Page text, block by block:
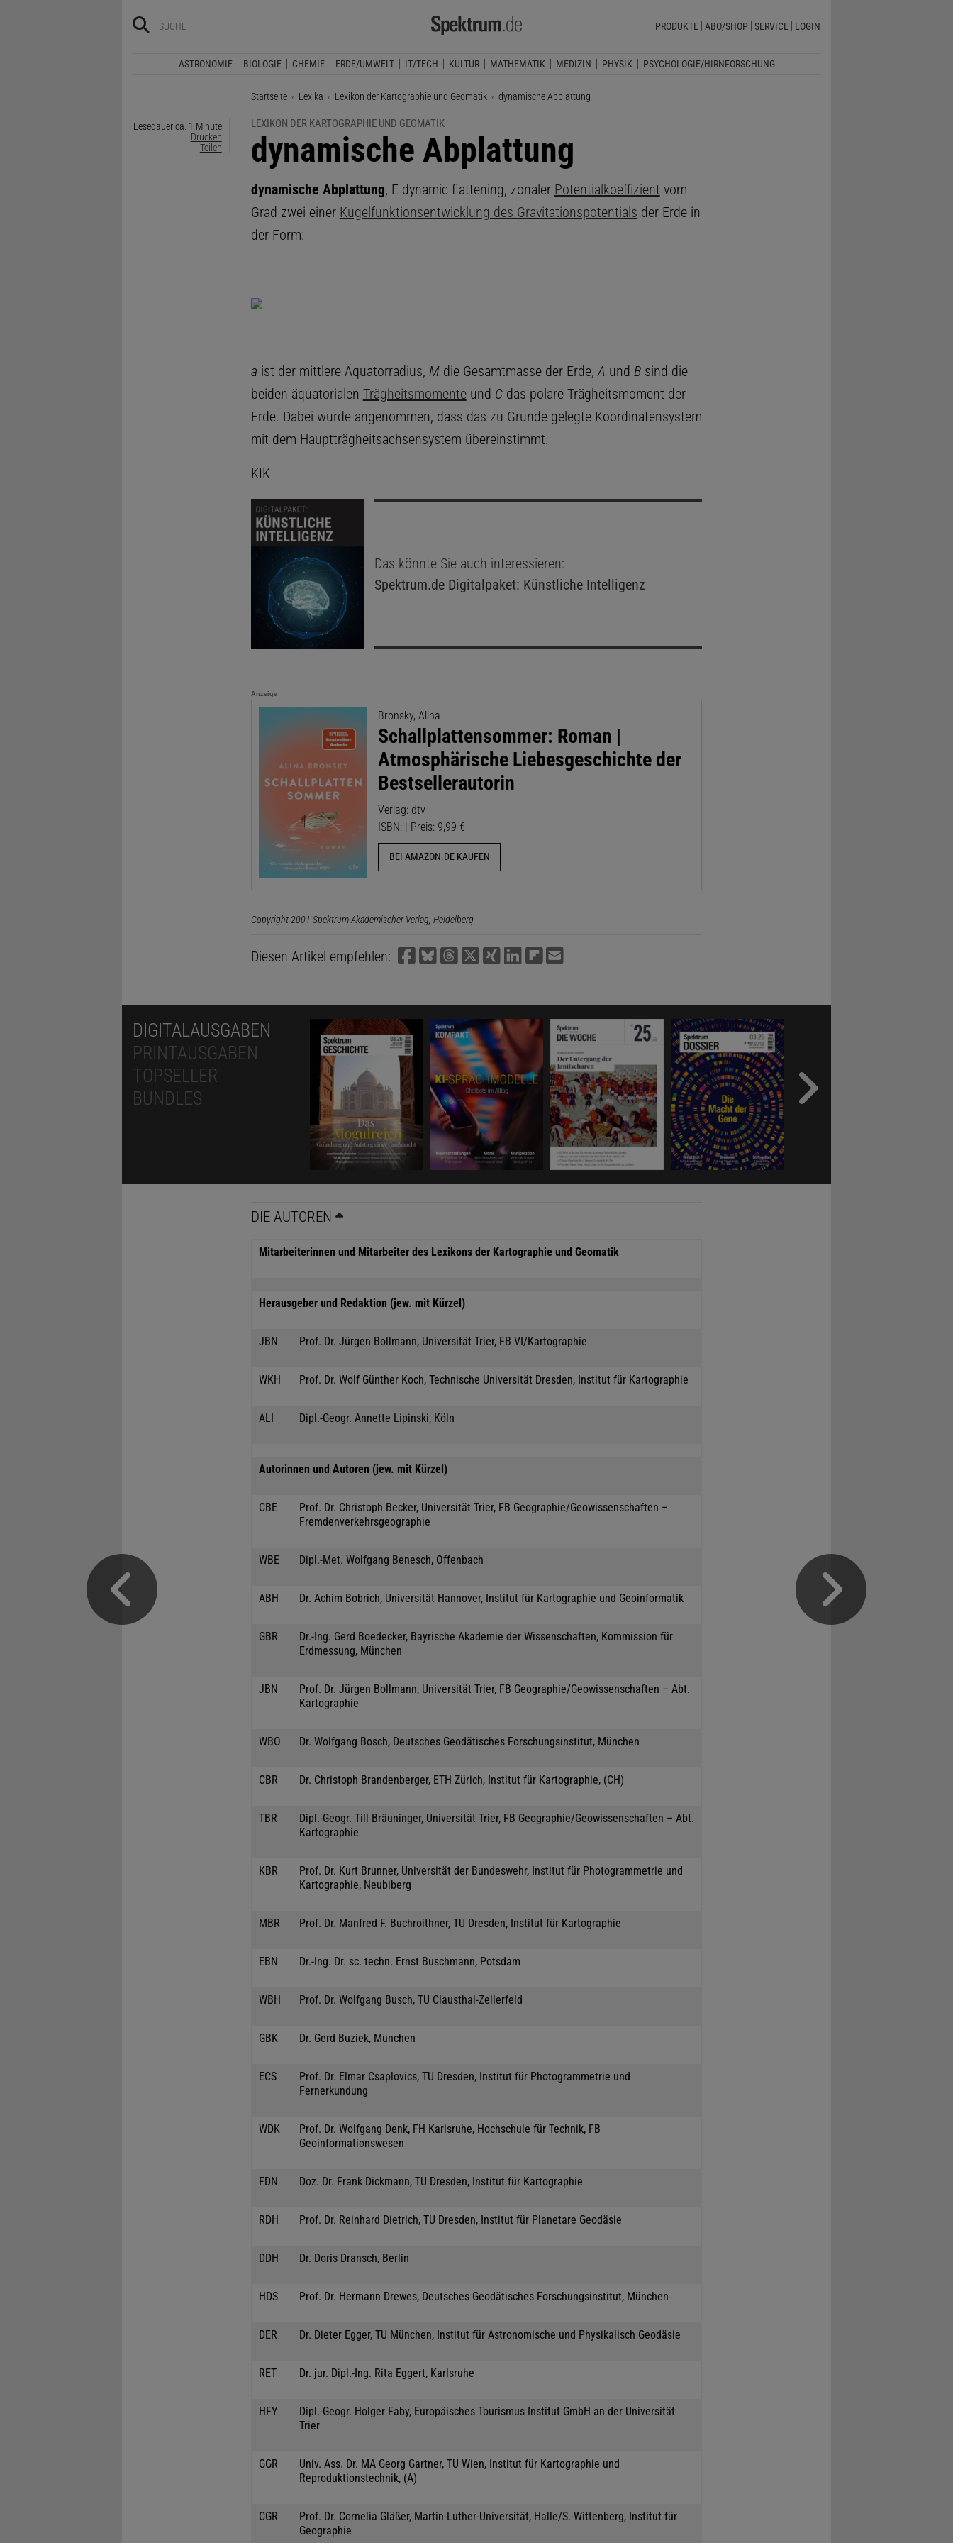
PRODUKTE ABO/SHOP SERVICE LOGIN
ASTRONOMIE BIOLOGIE CHEMIE ERDE/UMWELT IT/TECH KULTUR MATHEMATIK MEDIZIN PHYSIK PSYCHOLOGIE/HIRNFORSCHUNG
Startseite Lexika Lexikon der Kartographie und Geomatik Aktuelle Seite:
dynamische Abplattung
Lesedauer ca. 1 Minute
Drucken
Teilen
LEXIKON DER KARTOGRAPHIE UND GEOMATIK
:
dynamische Abplattung
dynamische Abplattung, E dynamic flattening, zonaler Potentialkoeffizient vom
Grad zwei einer Kugelfunktionsentwicklung des Gravitationspotentials der Erde in
der Form:
a ist der mittlere Äquatorradius, Mdie Gesamtmasse der Erde, A und Bsind die
beiden äquatorialen Trägheitsmomenteund Cdas polare Trägheitsmoment der
Erde. Dabei wurde angenommen, dass das zu Grunde gelegte Koordinatensystem
mit dem Hauptträgheitsachsensystem übereinstimmt.
KIK
Das könnte Sie auch interessieren:
Spektrum.deDigitalpaket: Künstliche Intelligenz
Anzeige
Bronsky, Alina
Schallplattensommer: Roman |
Atmosphärische Liebesgeschichte der
Bestsellerautorin
Verlag: dtv
ISBN: | Preis: 9,99 €
BEI AMAZON.DE KAUFEN
Copyright 2001 Spektrum Akademischer Verlag, Heidelberg
Diesen Artikel empfehlen:
DIGITALAUSGABEN
PRINTAUSGABEN
TOPSELLER
BUNDLES
DIE AUTOREN
Mitarbeiterinnen und Mitarbeiter des Lexikons der Kartographie und Geomatik
Herausgeber und Redaktion (jew. mit Kürzel)
JBN Prof. Dr. Jürgen Bollmann, Universität Trier, FB VI/Kartographie
WKH Prof. Dr. Wolf Günther Koch, Technische Universität Dresden, Institut für Kartographie
ALI Dipl.-Geogr. Annette Lipinski, Köln
Autorinnen und Autoren (jew. mit Kürzel)
CBE
Prof. Dr. Christoph Becker, Universität Trier, FB Geographie/Geowissenschaften –
Fremdenverkehrsgeographie
WBE Dipl.-Met. Wolfgang Benesch, Offenbach
ABH Dr. Achim Bobrich, Universität Hannover, Institut für Kartographie und Geoinformatik
GBR
Dr.-Ing. Gerd Boedecker, Bayrische Akademie der Wissenschaften, Kommission für
Erdmessung, München
JBN
Prof. Dr. Jürgen Bollmann, Universität Trier, FB Geographie/Geowissenschaften – Abt.
Kartographie
WBO Dr. Wolfgang Bosch, Deutsches Geodätisches Forschungsinstitut, München
CBR Dr. Christoph Brandenberger, ETH Zürich, Institut für Kartographie, (CH)
TBR
Dipl.-Geogr. Till Bräuninger, Universität Trier, FB Geographie/Geowissenschaften – Abt.
Kartographie
KBR
Prof. Dr. Kurt Brunner, Universität der Bundeswehr, Institut für Photogrammetrie und
Kartographie, Neubiberg
MBR Prof. Dr. Manfred F. Buchroithner, TU Dresden, Institut für Kartographie
EBN Dr.-Ing. Dr. sc. techn. Ernst Buschmann, Potsdam
WBH Prof. Dr. Wolfgang Busch, TU Clausthal-Zellerfeld
GBK Dr. Gerd Buziek, München
ECS
Prof. Dr. Elmar Csaplovics, TU Dresden, Institut für Photogrammetrie und
Fernerkundung
WDK
Prof. Dr. Wolfgang Denk, FH Karlsruhe, Hochschule für Technik, FB
Geoinformationswesen
FDN Doz. Dr. Frank Dickmann, TU Dresden, Institut für Kartographie
RDH Prof. Dr. Reinhard Dietrich, TU Dresden, Institut für Planetare Geodäsie
DDH Dr. Doris Dransch, Berlin
HDS Prof. Dr. Hermann Drewes, Deutsches Geodätisches Forschungsinstitut, München
DER Dr. Dieter Egger, TU München, Institut für Astronomische und Physikalisch Geodäsie
RET Dr. jur. Dipl.-Ing. Rita Eggert, Karlsruhe
HFY
Dipl.-Geogr. Holger Faby, Europäisches Tourismus Institut GmbH an der Universität
Trier
GGR
Univ. Ass. Dr. MA Georg Gartner, TU Wien, Institut für Kartographie und
Reproduktionstechnik, (A)
CGR
Prof. Dr. Cornelia Gläßer, Martin-Luther-Universität, Halle/S.-Wittenberg, Institut für
Geographie